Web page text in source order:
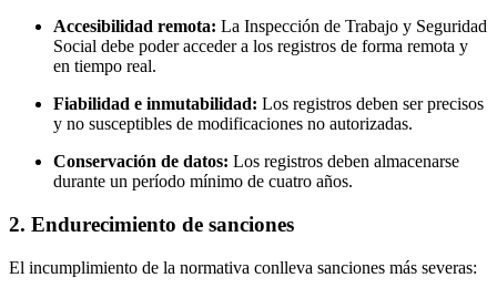
Accesibilidad remota: La Inspección de Trabajo y Seguridad
Social debe poder acceder a los registros de forma remota y
en tiempo real.
Fiabilidad e inmutabilidad: Los registros deben ser precisos
y no susceptibles de modificaciones no autorizadas.
Conservación de datos: Los registros deben almacenarse
durante un período mínimo de cuatro años.
2. Endurecimiento de sanciones
El incumplimiento de la normativa conlleva sanciones más severas: